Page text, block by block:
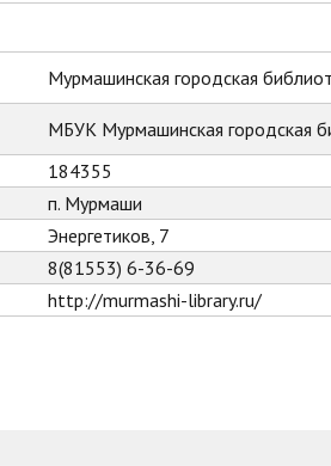
Мурмашинская городская
МБУК Мурмашинская городская
184355
п. Мурмаши
Энергетиков, 7
8(81553) 6-36-69
http://murmashi-library.ru/